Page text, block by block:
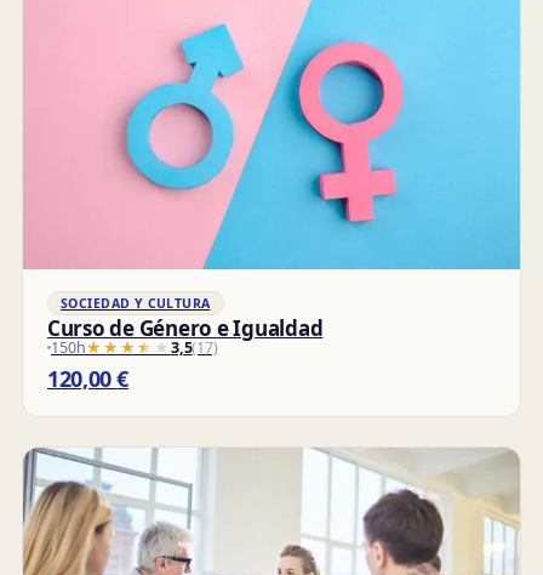
SOCIEDAD Y CULTURA
Curso de Género e Igualdad
150h★★★★★
★★★★★3,5(17)
120,00€